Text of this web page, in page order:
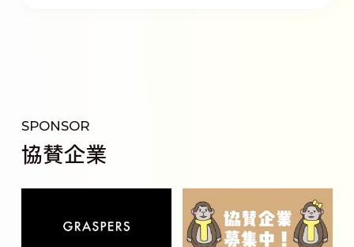
SPONSOR
協賛企業